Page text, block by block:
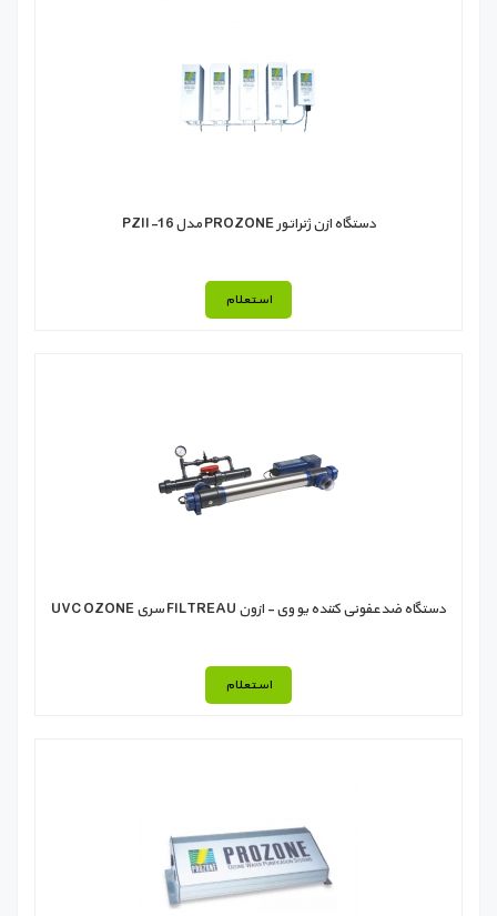
دستگاه ازن ژنراتور PROZONE مدل PZII-16
استعلام
دستگاه ضدعفونی کننده یو وی - ازون FILTREAU سری UVC OZONE
استعلام